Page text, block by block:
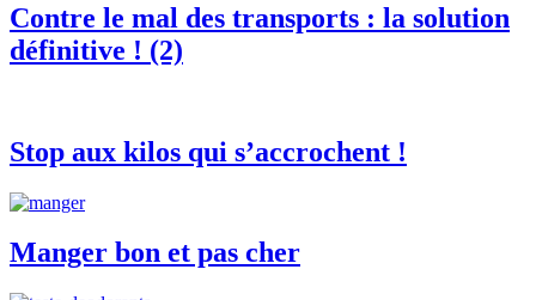
Contre le mal des transports : la solution
définitive ! (2)
Stop aux kilos qui s’accrochent !
Manger bon et pas cher